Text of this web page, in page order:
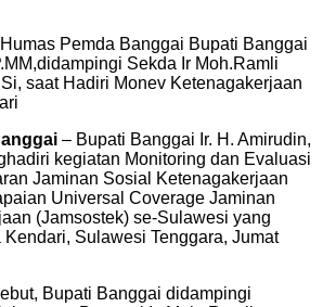
Pemda Banggai Bupati Banggai
Sekda Ir Moh.Ramli
saat Hadiri Monev Ketenagakerjaan
– Bupati Banggai Ir. H. Amirudin,
kegiatan Monitoring dan Evaluasi
Jaminan Sosial Ketenagakerjaan
Universal Coverage Jaminan
(Jamsostek) se-Sulawesi yang
Sulawesi Tenggara, Jumat
Bupati Banggai didampingi